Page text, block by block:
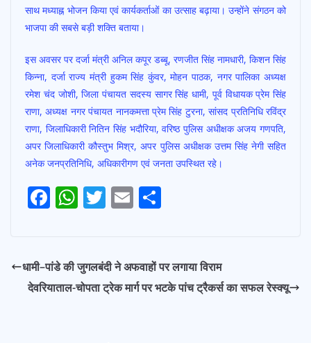
साथ मध्याह्न भोजन किया एवं कार्यकर्ताओं का उत्साह बढ़ाया। उन्होंने संगठन को
भाजपा की सबसे बड़ी शक्ति बताया।
इस अवसर पर दर्जा मंत्री अनिल कपूर डब्बू, रणजीत सिंह नामधारी, किशन सिंह
किन्ना, दर्जा राज्य मंत्री हुकम सिंह कुंवर, मोहन पाठक, नगर पालिका अध्यक्ष
रमेश चंद जोशी, जिला पंचायत सदस्य सागर सिंह धामी, पूर्व विधायक प्रेम सिंह
राणा, अध्यक्ष नगर पंचायत नानकमत्ता प्रेम सिंह टुरना, सांसद प्रतिनिधि रविंद्र
राणा, जिलाधिकारी नितिन सिंह भदौरिया, वरिष्ठ पुलिस अधीक्षक अजय गणपति,
अपर जिलाधिकारी कौस्तुभ मिश्र, अपर पुलिस अधीक्षक उत्तम सिंह नेगी सहित
अनेक जनप्रतिनिधि, अधिकारीगण एवं जनता उपस्थित रहे।
Post
F
b
o
W
s
A
T
er
E
l e
धामी–पांडे की जुगलबंदी ने अफवाहों पर लगाया विराम
देवरियाताल-चोपता ट्रेक मार्ग पर भटके पांच ट्रैकर्स का सफल रेस्क्यू